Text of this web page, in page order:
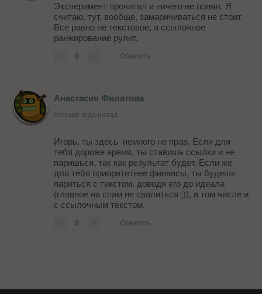
Эксперимент прочитал и ничего не понял. Я
считаю, тут, вообще, замаричиваться не стоит.
Все равно не текстовое, а ссылочное
ранжирование рулит.
0 Ответить
Анастасия Филатова
больше года назад
Игорь, ты здесь немного не прав. Если для
тебя дороже время, ты ставишь ссылки и не
паришься, так как результат будет. Если же
для тебя приоритетнее финансы, ты будешь
париться с текстом, доводя его до идеала
(главное на спам не свалиться ;)), в том числе и
с ссылочным текстом.
0 Ответить